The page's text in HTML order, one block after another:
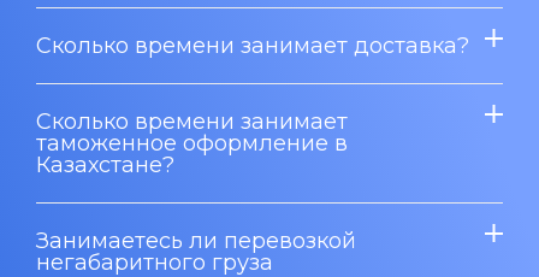
Сколько времени занимает доставка?
Сколько времени занимает
таможенное оформление в
Казахстане?
Занимаетесь ли перевозкой
негабаритного груза